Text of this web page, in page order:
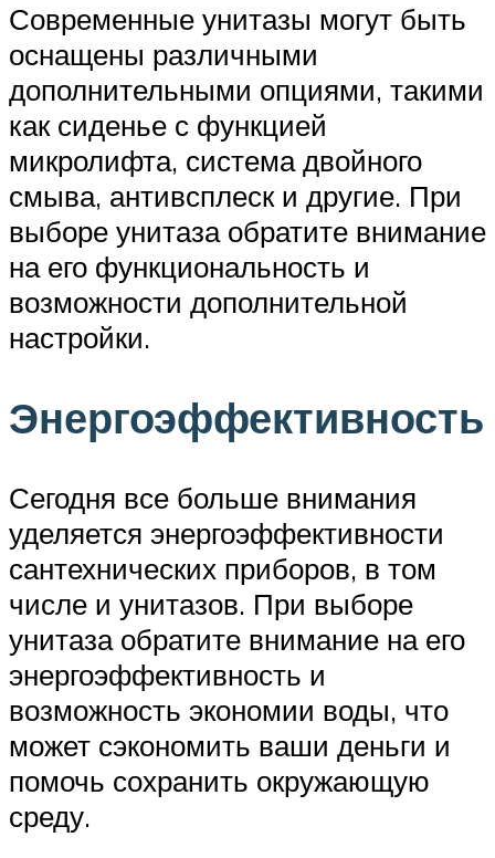
Современные унитазы могут быть
оснащены различными
дополнительными опциями, такими
как сиденье с функцией
микролифта, система двойного
смыва, антивсплеск и другие. При
выборе унитаза обратите внимание
на его функциональность и
возможности дополнительной
настройки.
Энергоэффективность
Сегодня все больше внимания
уделяется энергоэффективности
сантехнических приборов, в том
числе и унитазов. При выборе
унитаза обратите внимание на его
энергоэффективность и
возможность экономии воды, что
может сэкономить ваши деньги и
помочь сохранить окружающую
среду.